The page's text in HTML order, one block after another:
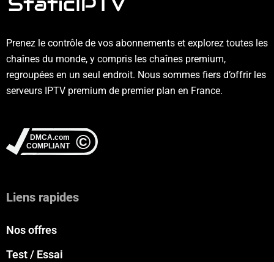
Prenez le contrôle de vos abonnements et explorez toutes les
chaînes du monde, y compris les chaînes premium,
regroupées en un seul endroit. Nous sommes fiers d’offrir les
serveurs IPTV premium de premier plan en France.
Liens rapides
Nos offres
Test / Essai